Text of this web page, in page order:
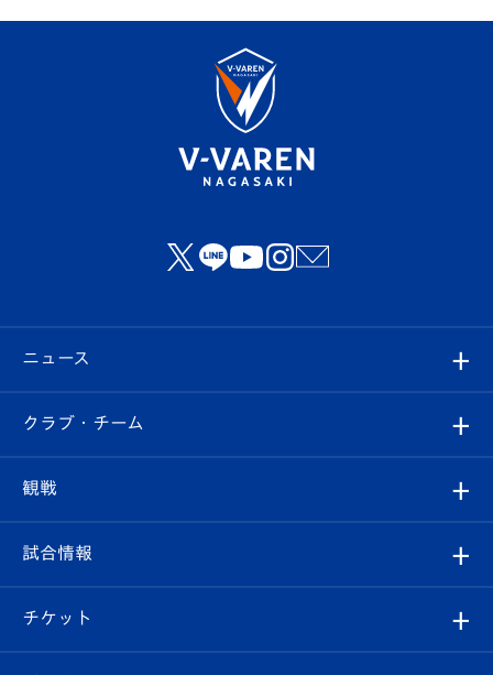
ニュース
すべて
クラブ
試合情報
クラブ・チーム
クラブ概要
エンブレム紹介
観戦
観戦ルール
はじめての観戦ガイド
試合情報
試合日程/結果
チケット